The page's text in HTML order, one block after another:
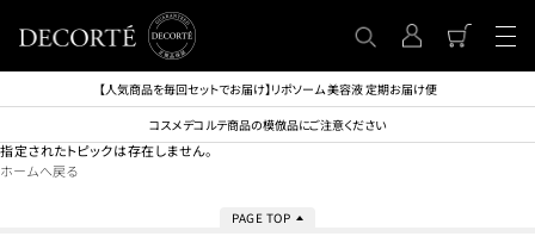
【人気商品を毎回セットでお届け】リポソーム 美容液 定期お届け便
コスメデコルテ商品の模倣品にご注意ください
指定されたトピックは存在しません。
ホームへ戻る
PAGE TOP